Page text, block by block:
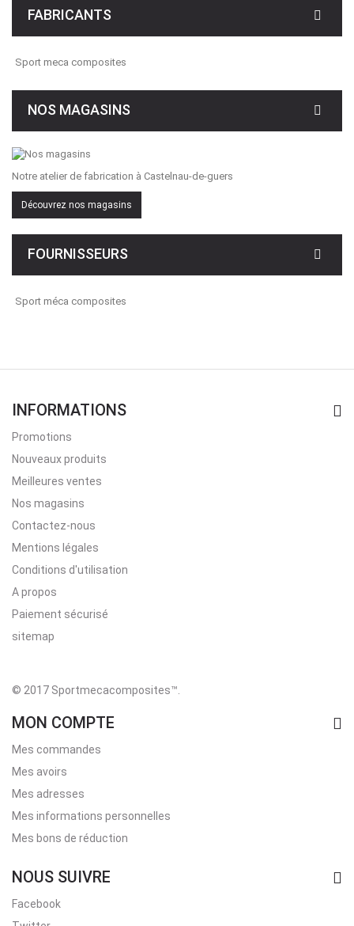
FABRICANTS
Sport meca composites
NOS MAGASINS
Notre atelier de fabrication à Castelnau-de-guers
Découvrez nos magasins
FOURNISSEURS
Sport méca composites
INFORMATIONS
Promotions
Nouveaux produits
Meilleures ventes
Nos magasins
Contactez-nous
Mentions légales
Conditions d'utilisation
A propos
Paiement sécurisé
sitemap
© 2017 Sportmecacomposites™
MON COMPTE
Mes commandes
Mes avoirs
Mes adresses
Mes informations personnelles
Mes bons de réduction
NOUS SUIVRE
Facebook